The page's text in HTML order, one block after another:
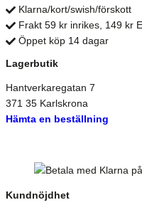
Klarna/kort/swish/förskott
Frakt 59 kr inrikes, 149 kr
Öppet köp 14 dagar
Lagerbutik
Hantverkaregatan 7
371 35 Karlskrona
Hämta en beställning
Kundnöjdhet